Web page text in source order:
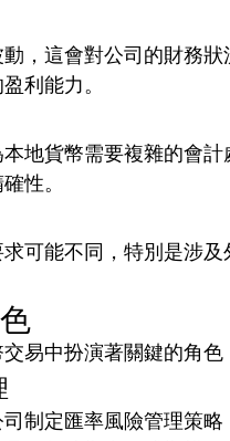
，這會對公司的財務
利能力。
地貨幣需要複雜的會
性。
可能不同，特別是涉
易中扮演著關鍵的角
制定匯率風險管理策